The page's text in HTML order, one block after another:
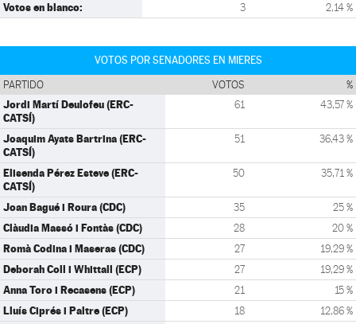
Votos en blanco: 3 2,14 %
VOTOS POR SENADORES EN MIERES
PARTIDO VOTOS %
Jordi Martí Deulofeu (ERC-
CATSÍ)
61 43,57 %
Joaquim Ayats Bartrina (ERC-
CATSÍ)
51 36,43 %
Elisenda Pérez Esteve (ERC-
CATSÍ)
50 35,71 %
Joan Bagué i Roura (CDC) 35 25 %
Clàudia Massó i Fontàs (CDC) 28 20 %
Romà Codina i Maseras (CDC) 27 19,29 %
Deborah Coll i Whittall (ECP) 27 19,29 %
Anna Toro i Recasens (ECP) 21 15 %
Lluís Ciprés i Paltre (ECP) 18 12,86 %